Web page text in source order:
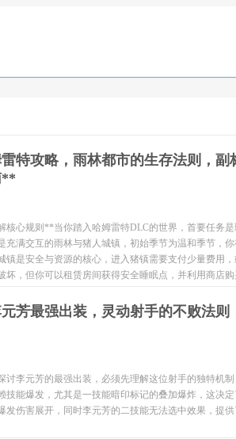
特攻略，雨林都市的生存法则，副
**
核心规则**当你踏入哈姆雷特DLC的世界，首要任务
充满交互的雨林与猪人城镇，初始季节为温和季节，
镇是安全与资源的核心，进入猪镇需要支付少量费用
坏，但你可以租赁房间获得安全睡眠点，并利用商店
芳最强出装，灵动射手的不败法则
讨李元芳的最强出装，必须先理解这位射手的独特机
技能爆发，尤其是一技能暗印标记的叠加爆炸，这决
发伤害展开，同时李元芳的二技能无法选中效果，提